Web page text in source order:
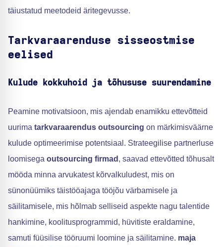
täiustatud meetodeid äritegevusse.
Tarkvaraarenduse sisseostmise
eelised
Kulude kokkuhoid ja tõhususe suurendamine
Peamine motivatsioon, mis ajendab enamikku ettevõtteid
uurima tarkvaraarendus outsourcing on märkimisväärne
kulude optimeerimise potentsiaal. Strateegilise partnerluse
loomisega outsourcing firmad , saavad ettevõtted tõhusalt
mööda minna arvukatest kõrvalkuludest, mis on
sünonüümiks täistööajaga tööjõu värbamisele ja
säilitamisele, mis hõlmab selliseid aspekte nagu talentide
hankimine, koolitusprogrammid, hüvitiste eraldamine,
samuti füüsilise tööruumi loomine ja säilitamine. maja